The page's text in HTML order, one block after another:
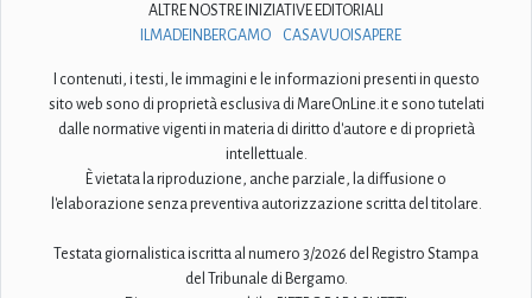
ALTRE NOSTRE INIZIATIVE EDITORIALI
ILMADEINBERGAMO
CASAVUOISAPERE
I contenuti, i testi, le immagini e le informazioni presenti in questo
sito web sono di proprietà esclusiva di MareOnLine.it e sono tutelati
dalle normative vigenti in materia di diritto d'autore e di proprietà
intellettuale.
È vietata la riproduzione, anche parziale, la diffusione o
l'elaborazione senza preventiva autorizzazione scritta del titolare.
Testata giornalistica iscritta al numero 3/2026 del Registro Stampa
del Tribunale di Bergamo.